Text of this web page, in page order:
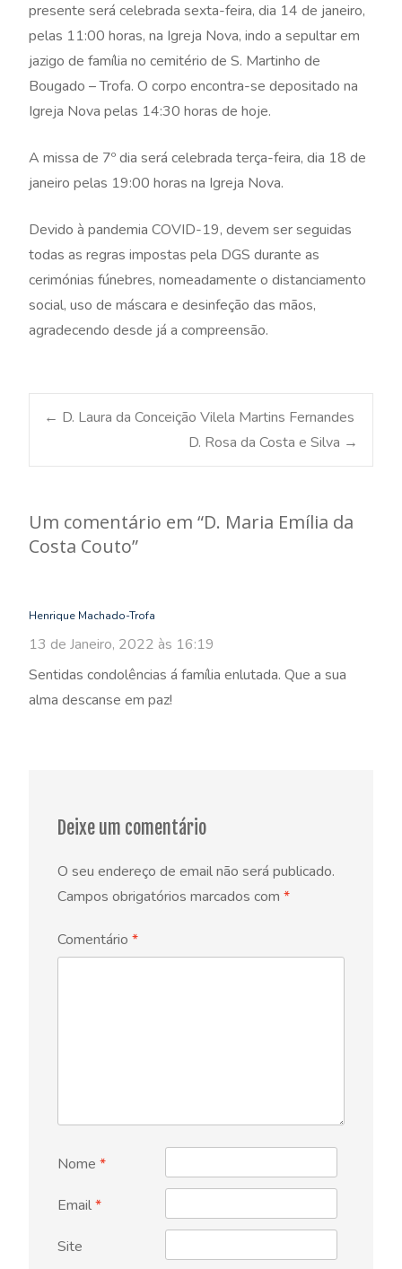
presente será celebrada sexta-feira, dia 14 de janeiro,
pelas 11:00 horas, na Igreja Nova, indo a sepultar em
jazigo de família no cemitério de S. Martinho de
Bougado – Trofa. O corpo encontra-se depositado na
Igreja Nova pelas 14:30 horas de hoje.
A missa de 7º dia será celebrada terça-feira, dia 18 de
janeiro pelas 19:00 horas na Igreja Nova.
Devido à pandemia COVID-19, devem ser seguidas
todas as regras impostas pela DGS durante as
cerimónias fúnebres, nomeadamente o distanciamento
social, uso de máscara e desinfeção das mãos,
agradecendo desde já a compreensão.
Post
← D. Laura da Conceição Vilela Martins Fernandes
D. Rosa da Costa e Silva →
Um comentário em “D. Maria Emília da
Costa Couto”
Henrique Machado-Trofa
13 de Janeiro, 2022 às 16:19
Sentidas condolências á família enlutada. Que a sua
alma descanse em paz!
Deixe um comentário
O seu endereço de email não será publicado.
Campos obrigatórios marcados com *
Comentário *
Nome *
Email*
Site